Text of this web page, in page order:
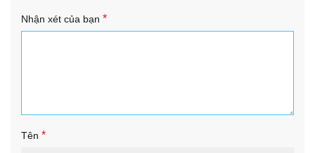
Nhận xét của bạn *
Tên *